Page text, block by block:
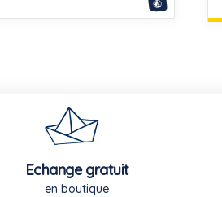
Echange gratuit
en boutique